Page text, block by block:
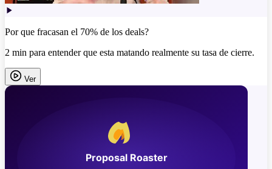
Por que fracasan el 70% de los deals?
2 min para entender que esta matando realmente su tasa de cierre.
Ver